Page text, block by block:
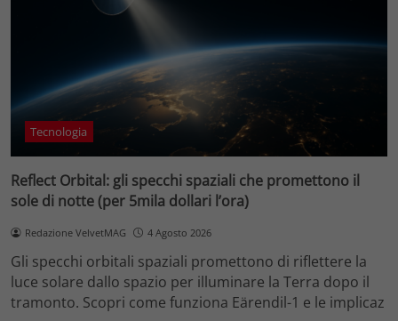
Tecnologia
Reflect Orbital: gli specchi spaziali che promettono il
sole di notte (per 5mila dollari l’ora)
Redazione VelvetMAG 4 Agosto 2026
Gli specchi orbitali spaziali promettono di riflettere la
luce solare dallo spazio per illuminare la Terra dopo il
tramonto. Scopri come funziona Eärendil-1 e le implicaz